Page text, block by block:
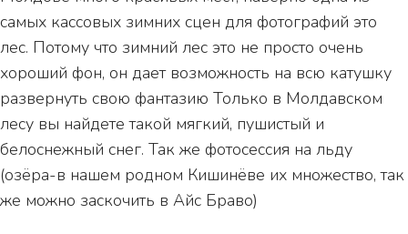
самых кассовых зимних сцен для фотографий это
лес. Потому что зимний лес это не просто очень
хороший фон, он дает возможность на всю катушку
развернуть свою фантазию Только в Молдавском
лесу вы найдете такой мягкий, пушистый и
белоснежный снег. Так же фотосессия на льду
(озёра-в нашем родном Кишинёве их множество, так
же можно заскочить в Айс Браво)